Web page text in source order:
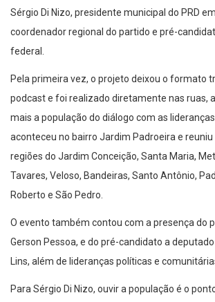
Sérgio Di Nizo, presidente municipal do PRD
coordenador regional do partido e pré-
federal.
Pela primeira vez, o projeto deixou o formato
podcast e foi realizado diretamente nas ruas,
mais a população do diálogo com as
aconteceu no bairro Jardim Padroeira e
regiões do Jardim Conceição, Santa Maria,
Tavares, Veloso, Bandeiras, Santo Antônio,
Roberto e São Pedro.
O evento também contou com a presença do
Gerson Pessoa, e do pré-candidato a
Lins, além de lideranças políticas e
Para Sérgio Di Nizo, ouvir a população é o